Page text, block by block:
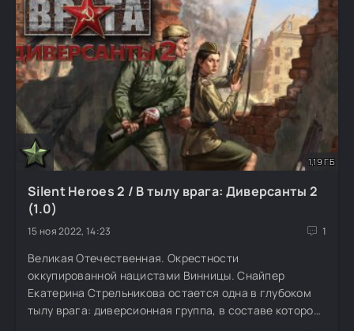
1,19 ГБ
Silent Heroes 2 / В тылу врага: Диверсанты 2
(1.0)
15 ноя 2022, 14:23 1
Великая Отечественная. Окрестности
оккупированной нацистами Винницы. Снайпер
Екатерина Стрельникова остается одна в глубоком
тылу врага: диверсионная группа, в составе которой